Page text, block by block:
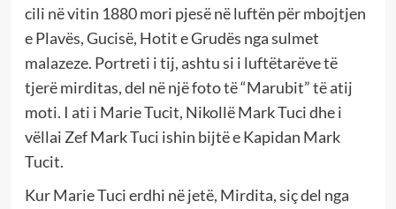
cili në vitin 1880 mori pjesë në luftën për mbojtjen
e Plavës, Gucisë, Hotit e Grudës nga sulmet
malazeze. Portreti i tij, ashtu si i luftëtarëve të
tjerë mirditas, del në një foto të “Marubit” të atij
moti. I ati i Marie Tucit, Nikollë Mark Tuci dhe i
vëllai Zef Mark Tuci ishin bijtë e Kapidan Mark
Tucit.
Kur Marie Tuci erdhi në jetë, Mirdita, siç del nga